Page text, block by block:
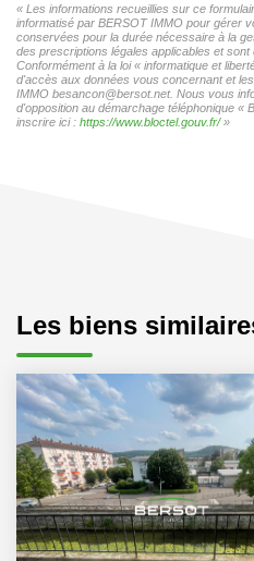
« Les informations recueillies sur ce
informatisé par BERSOT IMMO pour gérer
conservées pour la durée nécessaire à la
des prescriptions légales applicables et
Conformément à la loi « informatique et
d'accès aux données vous concernant et
IMMO besancon@bersot.net. Nous vous
d'opposition au démarchage téléphonique «
inscrire ici : https://www.bloctel.gouv.fr/»
Les biens